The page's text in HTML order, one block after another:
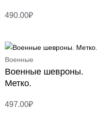
490.00₽
Военные
Военные шевроны.
Метко.
497.00₽